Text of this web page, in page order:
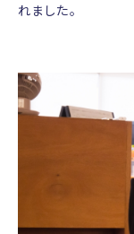
れました。